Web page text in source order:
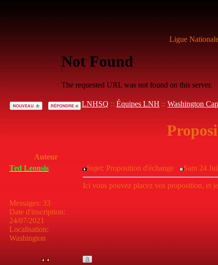
Ligue
LNHSQ :: Équipes LNH :: Washington
Auteur
Ted Leonsis
Messages: 33
Date d'inscription:
24/07/2021
Localisation:
Washington
Sujet: Proposition d'échange Sam 24
Ici vous pouvez placez vos proposition, et